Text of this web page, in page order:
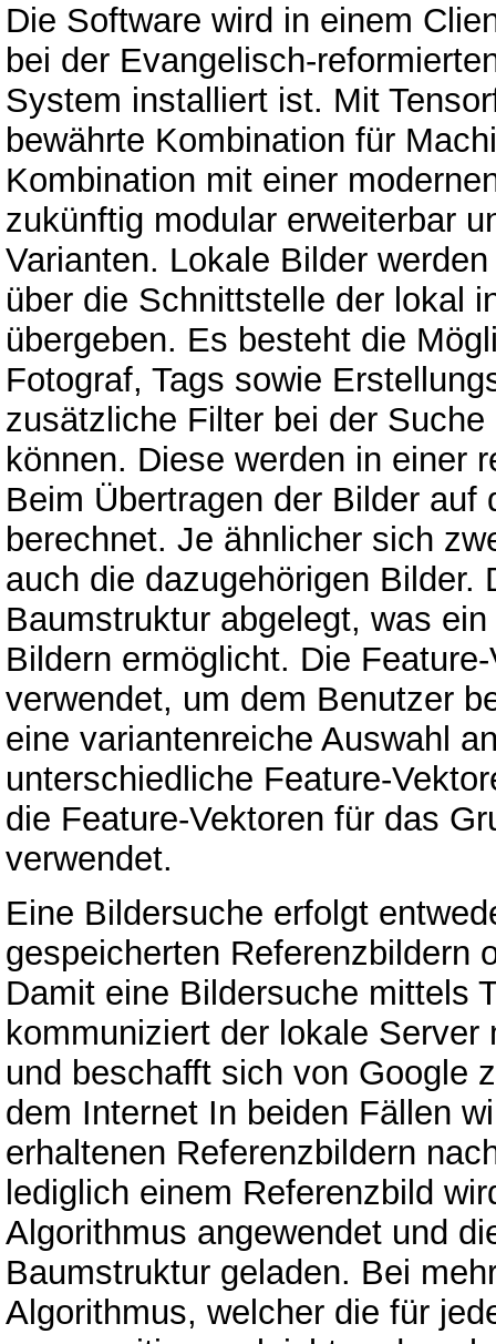
Die Software wird in einem
bei der Evangelisch-
System installiert ist. Mit
bewährte Kombination für
Kombination mit einer
zukünftig modular erweiterbar
Varianten. Lokale Bilder
über die Schnittstelle der lokal
übergeben. Es besteht die
Fotograf, Tags sowie
zusätzliche Filter bei der
können. Diese werden in einer
Beim Übertragen der Bilder auf
berechnet. Je ähnlicher sich
auch die dazugehörigen Bilder.
Baumstruktur abgelegt, was
Bildern ermöglicht. Die
verwendet, um dem Benutzer
eine variantenreiche Auswahl
unterschiedliche Feature-
die Feature-Vektoren für das
verwendet.
Eine Bildersuche erfolgt
gespeicherten Referenzbildern
Damit eine Bildersuche mittels
kommuniziert der lokale
und beschafft sich von Google
dem Internet In beiden Fällen
erhaltenen Referenzbildern
lediglich einem Referenzbild
Algorithmus angewendet und
Baumstruktur geladen. Bei
Algorithmus, welcher die für